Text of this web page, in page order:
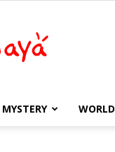
MYSTERY WORLD